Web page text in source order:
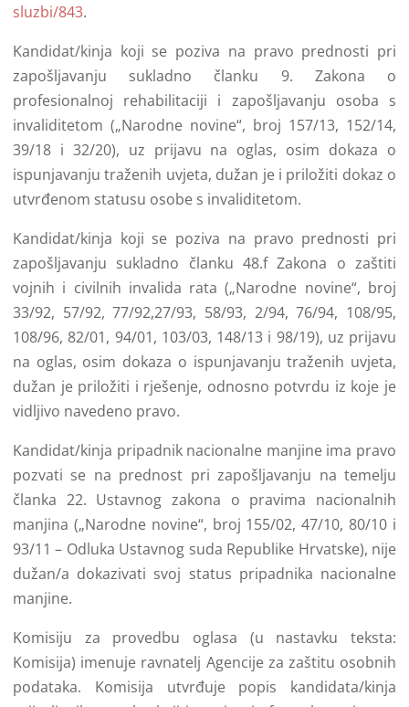
sluzbi/843.
Kandidat/kinja koji se poziva na pravo prednosti pri
zapošljavanju sukladno članku 9. Zakona o
profesionalnoj rehabilitaciji i zapošljavanju osoba s
invaliditetom („Narodne novine“, broj 157/13, 152/14,
39/18 i 32/20), uz prijavu na oglas, osim dokaza o
ispunjavanju traženih uvjeta, dužan je i priložiti dokaz o
utvrđenom statusu osobe s invaliditetom.
Kandidat/kinja koji se poziva na pravo prednosti pri
zapošljavanju sukladno članku 48.f Zakona o zaštiti
vojnih i civilnih invalida rata („Narodne novine“, broj
33/92, 57/92, 77/92,27/93, 58/93, 2/94, 76/94, 108/95,
108/96, 82/01, 94/01, 103/03, 148/13 i 98/19), uz prijavu
na oglas, osim dokaza o ispunjavanju traženih uvjeta,
dužan je priložiti i rješenje, odnosno potvrdu iz koje je
vidljivo navedeno pravo.
Kandidat/kinja pripadnik nacionalne manjine ima pravo
pozvati se na prednost pri zapošljavanju na temelju
članka 22. Ustavnog zakona o pravima nacionalnih
manjina („Narodne novine“, broj 155/02, 47/10, 80/10 i
93/11 – Odluka Ustavnog suda Republike Hrvatske), nije
dužan/a dokazivati svoj status pripadnika nacionalne
manjine.
Komisiju za provedbu oglasa (u nastavku teksta:
Komisija) imenuje ravnatelj Agencije za zaštitu osobnih
podataka. Komisija utvrđuje popis kandidata/kinja